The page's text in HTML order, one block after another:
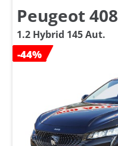
Peugeot 408
1.2 Hybrid 145 Aut.
-44%